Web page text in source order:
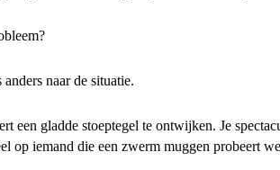
naar de situatie.
een gladde stoeptegel te ontwijken. Je
op iemand die een zwerm muggen probeert